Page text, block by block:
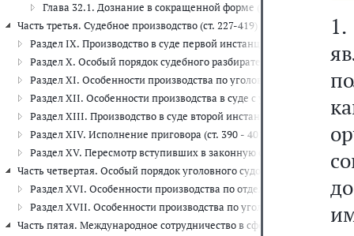
Глава 32.1. Дознание в сокращенной форме (ст. 226.1 - 226.9)
Часть третья. Судебное производство (ст. 227-419)
Раздел IX. Производство в суде первой инстанции (ст. 227 - 313)
Раздел X. Особый порядок судебного разбирательства (ст. 314 -
Раздел XI. Особенности производства по уголовным делам
Раздел XII. Особенности производства в суде с участием
Раздел XIII. Производство в суде второй инстанции (ст. 354 -
Раздел XIV. Исполнение приговора (ст. 390 - 401)
Раздел XV. Пересмотр вступивших в законную силу приговоров,
Часть четвертая. Особый порядок уголовного судопроизводства (ст.
Раздел XVI. Особенности производства по отдельным категориям
Раздел XVII. Особенности производства по уголовным делам в
Часть пятая. Международное сотрудничество в сфере уголовного